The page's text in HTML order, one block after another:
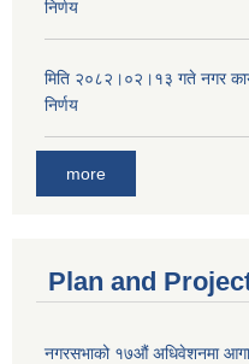
निर्णय
मिति २०८२।०२।१३ गते नगर
निर्णय
more
Plan and
नगरसभाको १७औं अधिवेशनमा